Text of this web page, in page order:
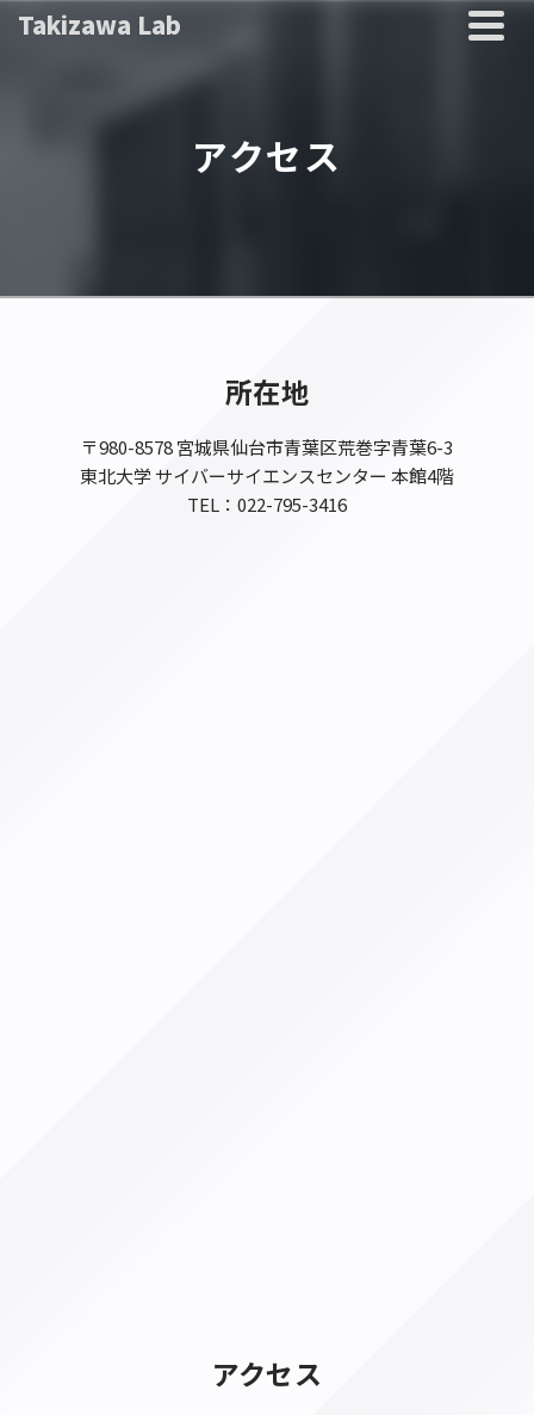
Takizawa Lab
アクセス
所在地
〒980-8578 宮城県仙台市青葉区荒巻字青葉6-3
東北大学 サイバーサイエンスセンター 本館4階
TEL：022-795-3416
アクセス